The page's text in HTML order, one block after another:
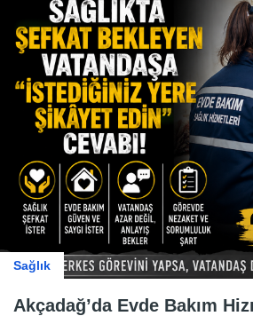
Sağlık
Akçadağ’da Evde Bakım